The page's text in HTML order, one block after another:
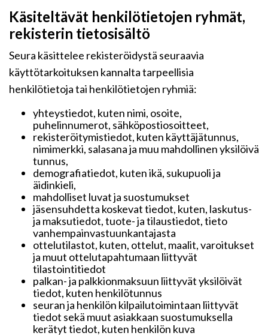
Käsiteltävät henkilötietojen ryhmät,
rekisterin tietosisältö
Seura käsittelee rekisteröidystä seuraavia
käyttötarkoituksen kannalta tarpeellisia
henkilötietoja tai henkilötietojen ryhmiä:
yhteystiedot, kuten nimi, osoite,
puhelinnumerot, sähköpostiosoitteet,
rekisteröitymistiedot, kuten käyttäjätunnus,
nimimerkki, salasana ja muu mahdollinen yksilöivä
tunnus,
demografiatiedot, kuten ikä, sukupuoli ja
äidinkieli,
mahdolliset luvat ja suostumukset
jäsensuhdetta koskevat tiedot, kuten, laskutus-
ja maksutiedot, tuote- ja tilaustiedot, tieto
vanhempainvastuunkantajasta
ottelutilastot, kuten, ottelut, maalit, varoitukset
ja muut ottelutapahtumaan liittyvät
tilastointitiedot
palkan- ja palkkionmaksuun liittyvät yksilöivät
tiedot, kuten henkilötunnus
seuran ja henkilön kilpailutoimintaan liittyvät
tiedot sekä muut asiakkaan suostumuksella
kerätyt tiedot, kuten henkilön kuva